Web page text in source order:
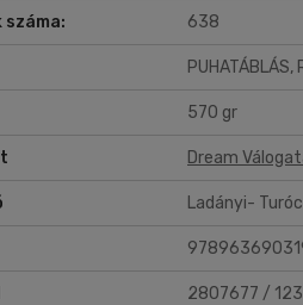
a bosszúálló istenek és ősi árulások
száma: 638
PUHATÁBLÁS,
570 gr
Dream
Ladányi-
2807677 /